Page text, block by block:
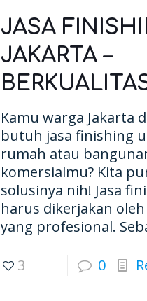
JASA
JAKARTA –
Kamu warga Jakarta
butuh jasa finishing
rumah atau
komersialmu? Kita
solusinya nih! Jasa
harus dikerjakan
yang profesional.
3 0